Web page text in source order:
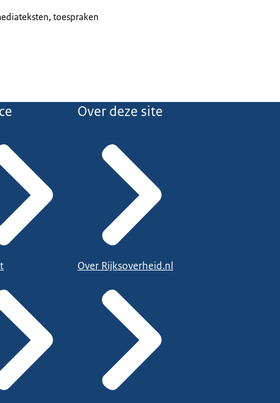
toespraken
Over deze site
Over Rijksoverheid.nl